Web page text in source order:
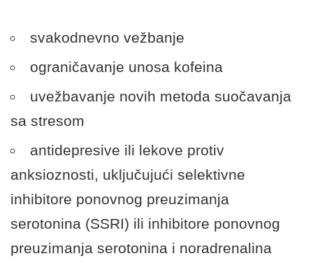
svakodnevno vežbanje
ograničavanje unosa kofeina
uvežbavanje novih metoda suočavanja
sa stresom
antidepresive ili lekove protiv
anksioznosti, uključujući selektivne
inhibitore ponovnog preuzimanja
serotonina (SSRI) ili inhibitore ponovnog
preuzimanja serotonina i noradrenalina